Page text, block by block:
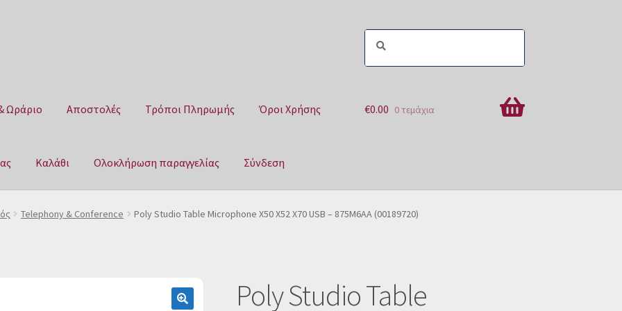
Ωράριο Αποστολές Τρόποι Πληρωμής Όροι Χρήσης
Καλάθι Ολοκλήρωση παραγγελίας Σύνδεση
Αποστολές Τρόποι Πληρωμής Όροι Χρήσης Πολιτική επιστροφών
€0.00 0 τεμάχια
Telephony & Conference Poly Studio Table Microphone X50 X52 X70 USB – 875M6AA (00189720)
Poly Studio Table